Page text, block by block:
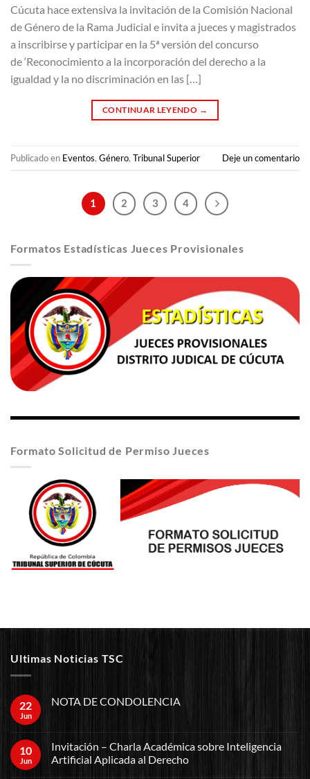
Cúcuta hace extensiva la invitación de la Comisión Nacional
de Género de la Rama Judicial e invita a jueces y magistrados
a inscribirse y participar en la 5ª versión del concurso
de ‘Reconocimiento a la incorporación del derecho a la
igualdad y la no discriminación en las […]
CONTINUAR LEYENDO →
Publicado en Eventos, Género, Tribunal Superior Deje un comentario
1 2 3 4
Formatos Estadísticas Jueces Provisionales
Formato Solicitud de Permiso Jueces
Ultimas Noticias TSC
22
Jun
NOTA DE CONDOLENCIA
10
Jun
Invitación – Charla Académica sobre Inteligencia
Artificial Aplicada al Derecho